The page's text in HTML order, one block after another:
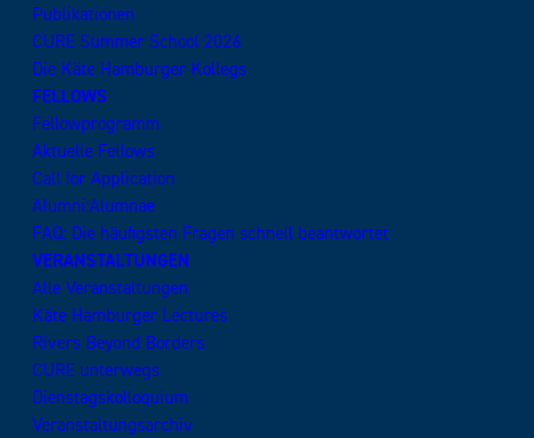
Publikationen
CURE Summer School 2026
Die Käte Hamburger Kollegs
FELLOWS
Fellowprogramm
Aktuelle Fellows
Call for Application
Alumni:Alumnae
FAQ: Die häufigsten Fragen schnell beantwortet
VERANSTALTUNGEN
Alle Veranstaltungen
Käte Hamburger Lectures
Rivers Beyond Borders
CURE unterwegs
Dienstagskolloquium
Veranstaltungsarchiv